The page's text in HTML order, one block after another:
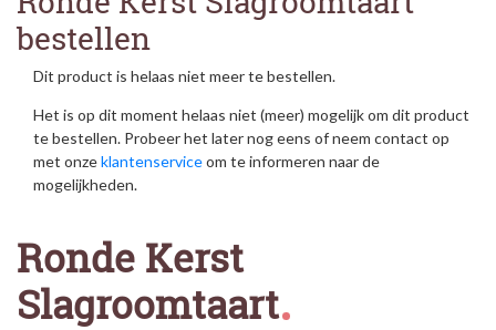
bestellen
Dit product is helaas niet meer te bestellen.
Het is op dit moment helaas niet (meer) mogelijk om dit product
te bestellen. Probeer het later nog eens of neem contact op
met onzeklantenserviceom te informeren naar de
mogelijkheden.
Ronde Kerst
Slagroomtaart